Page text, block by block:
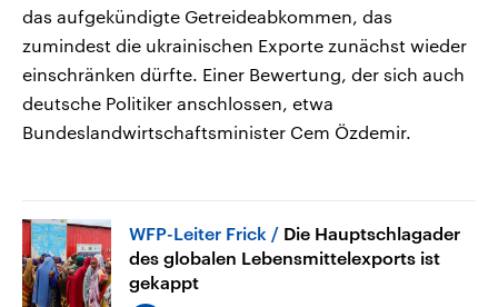
das aufgekündigte Getreideabkommen, das
zumindest die ukrainischen Exporte zunächst wieder
einschränken dürfte. Einer Bewertung, der sich auch
deutsche Politiker anschlossen, etwa
Bundeslandwirtschaftsminister Cem Özdemir.
WFP-Leiter Frick
Die Hauptschlagader
des globalen Lebensmittelexports ist
gekappt